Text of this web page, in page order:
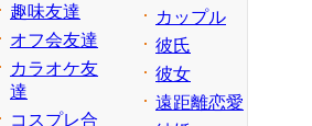
趣味友達
オフ会友達
カラオケ友
達
コスプレ合
カップル
彼氏
彼女
遠距離恋愛